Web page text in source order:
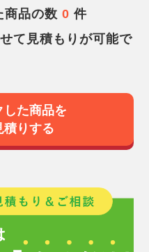
商品の数 0 件
て見積もりが可能で
した商品を
積りする